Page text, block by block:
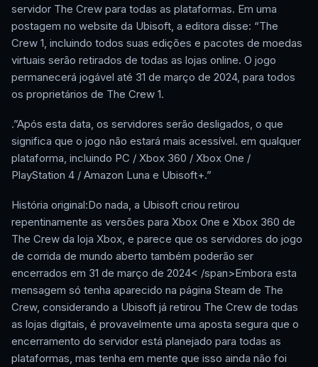
servidor The Crew para todas as plataformas. Em uma
postagem no website da Ubisoft, a editora disse: “The
Crew 1, incluindo todos suas edições e pacotes de moedas
virtuais serão retirados de todas as lojas online. O jogo
permanecerá jogável até 31 de março de 2024, para todos
os proprietários de The Crew 1.
.”Após esta data, os servidores serão desligados, o que
significa que o jogo não estará mais acessível. em qualquer
plataforma, incluindo PC / Xbox 360 / Xbox One /
PlayStation 4 / Amazon Luna e Ubisoft+.”
História original:Do nada, a Ubisoft criou retirou
repentinamente as versões para Xbox One e Xbox 360 de
The Crew da loja Xbox, e parece que os servidores do jogo
de corrida de mundo aberto também poderão ser
encerrados em 31 de março de 2024< /span>Embora esta
mensagem só tenha aparecido na página Steam de The
Crew, considerando a Ubisoft já retirou The Crew de todas
as lojas digitais, é provavelmente uma aposta segura que o
encerramento do servidor está planejado para todas as
plataformas, mas tenha em mente que isso ainda não foi